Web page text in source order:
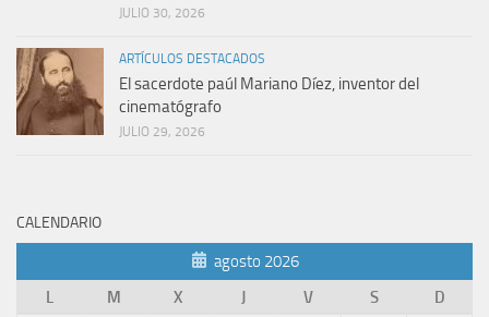
JULIO 30, 2026
ARTÍCULOS DESTACADOS
El sacerdote paúl Mariano Díez, inventor del
cinematógrafo
JULIO 29, 2026
CALENDARIO
agosto 2026
L
M X J V S
D